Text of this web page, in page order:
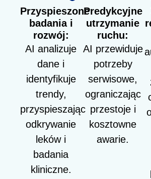
Przyspieszone
badania i
rozwój:
AI analizuje
dane i
identyfikuje
trendy,
przyspieszając
odkrywanie
leków i
badania
kliniczne.
Predykcyjne
utrzymanie
ruchu:
AI przewiduje
potrzeby
serwisowe,
ograniczając
przestoje i
kosztowne
awarie.